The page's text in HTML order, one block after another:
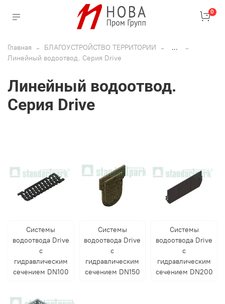
0
Главная БЛАГОУСТРОЙСТВО ТЕРРИТОРИИ
...
Линейный водоотвод. Серия Drive
Линейный водоотвод.
Серия Drive
Системы
водоотвода Drive
с
гидравлическим
сечением DN100
Системы
водоотвода Drive
с
гидравлическим
сечением DN150
Системы
водоотвода Drive
с
гидравлическим
сечением DN200